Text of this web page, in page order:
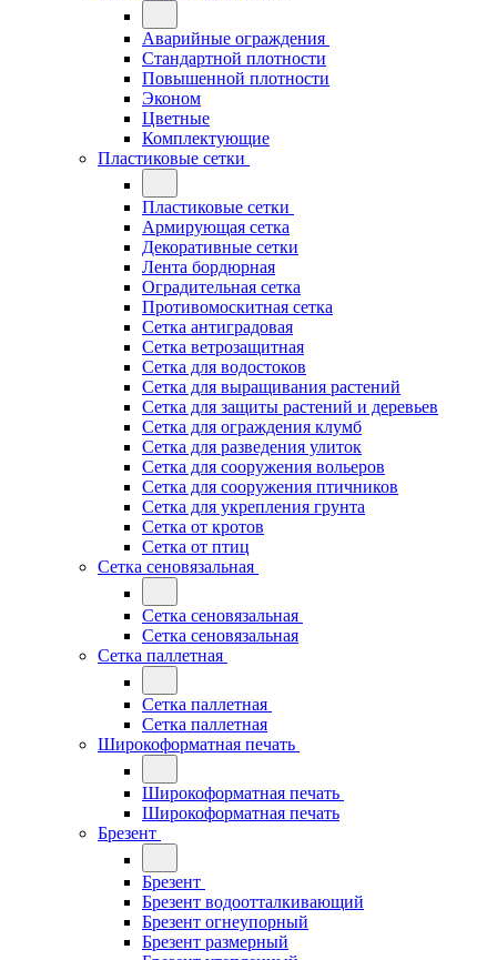
Аварийные ограждения
Стандартной плотности
Повышенной плотности
Эконом
Цветные
Комплектующие
Пластиковые сетки
Пластиковые сетки
Армирующая сетка
Декоративные сетки
Лента бордюрная
Оградительная сетка
Противомоскитная сетка
Сетка антиградовая
Сетка ветрозащитная
Сетка для водостоков
Сетка для выращивания растений
Сетка для защиты растений и деревьев
Сетка для ограждения клумб
Сетка для разведения улиток
Сетка для сооружения вольеров
Сетка для сооружения птичников
Сетка для укрепления грунта
Сетка от кротов
Сетка от птиц
Сетка сеновязальная
Сетка сеновязальная
Сетка сеновязальная
Сетка паллетная
Сетка паллетная
Сетка паллетная
Широкоформатная печать
Широкоформатная печать
Широкоформатная печать
Брезент
Брезент
Брезент водоотталкивающий
Брезент огнеупорный
Брезент размерный